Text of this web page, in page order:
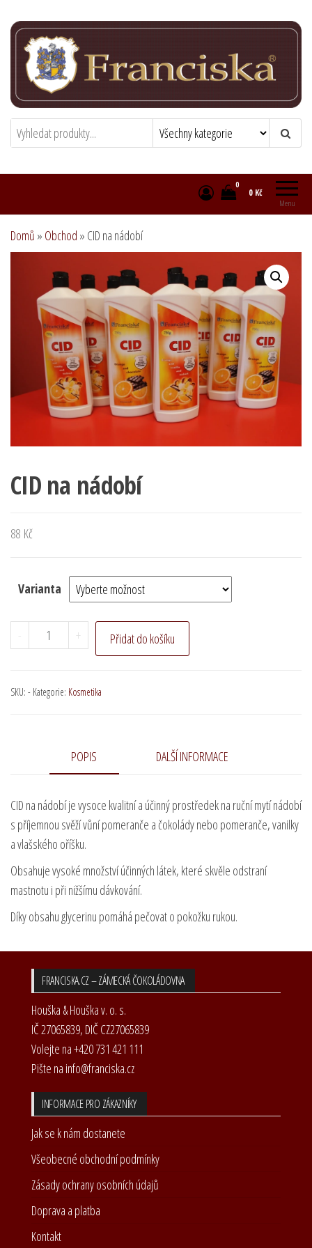
obsah
Franciska chocolatierZámecká čokoládovna
Menu
0
0 Kč
Domů » Obchod » CID na nádobí
CID na nádobí
88 Kč
Varianta
-
na
množství
+ Přidat do košíku
SKU: - Kategorie: Kosmetika
POPIS DALŠÍ INFORMACE
CID na nádobí je vysoce kvalitní a účinný prostředek na ruční mytí nádobí
s příjemnou svěží vůní pomeranče a čokolády nebo pomeranče, vanilky
a vlašského oříšku.
Obsahuje vysoké množství účinných látek, které skvěle odstraní
mastnotu i při nižšímu dávkování.
Díky obsahu glycerinu pomáhá pečovat o pokožku rukou.
FRANCISKA.CZ – ZÁMECKÁ ČOKOLÁDOVNA
Houška & Houška v. o. s.
IČ 27065839, DIČ CZ27065839
Volejte na +420 731 421 111
Pište na info@franciska.cz
INFORMACE PRO ZÁKAZNÍKY
Jak se k nám dostanete
Všeobecné obchodní podmínky
Zásady ochrany osobních údajů
Doprava a platba
Kontakt